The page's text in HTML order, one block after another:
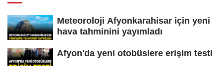
Meteoroloji Afyonkarahisar için yeni
hava tahminini yayımladı
Afyon'da yeni otobüslere erişim testi